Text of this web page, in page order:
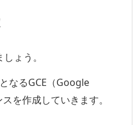
ょう。
なるGCE（Google
を作成していきます。